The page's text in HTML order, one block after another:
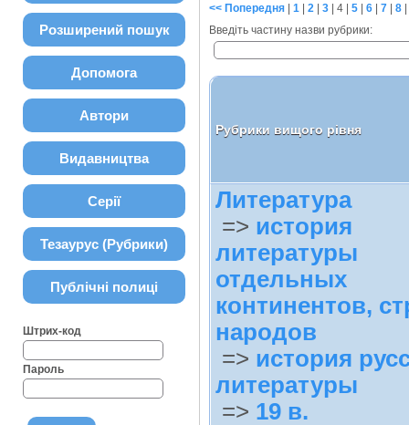
Розширений пошук
Допомога
Автори
Видавництва
Серії
Тезаурус (Рубрики)
Публічні полиці
Штрих-код
Пароль
<< Попередня| 1| 2| 3| 4| 5| 6| 7| 8|
Введіть частину назви рубрики:
Рубрики вищого рівня
Литература
=> история
литературы
отдельных
континентов,
народов
=> история
литературы
=> 19 в.